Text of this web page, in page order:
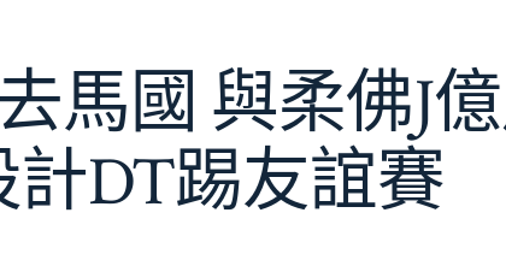
60
元〉
中
馬國 與柔佛J
計DT踢友誼賽